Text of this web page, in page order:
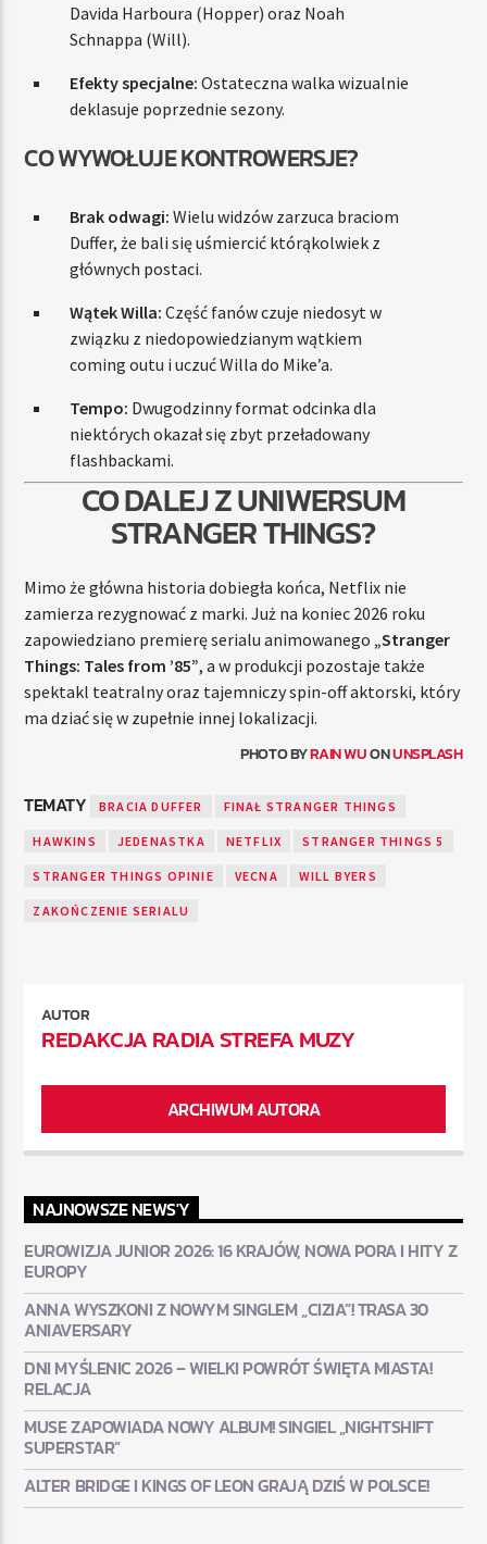
Davida Harboura (Hopper) oraz Noah
Schnappa (Will).
Efekty specjalne: Ostateczna walka wizualnie
deklasuje poprzednie sezony.
CO WYWOŁUJE KONTROWERSJE?
Brak odwagi: Wielu widzów zarzuca braciom
Duffer, że bali się uśmiercić którąkolwiek z
głównych postaci.
Wątek Willa: Część fanów czuje niedosyt w
związku z niedopowiedzianym wątkiem
coming outu i uczuć Willa do Mike’a.
Tempo: Dwugodzinny format odcinka dla
niektórych okazał się zbyt przeładowany
flashbackami.
CO DALEJ Z UNIWERSUM
STRANGER THINGS?
Mimo że główna historia dobiegła końca, Netflix nie
zamierza rezygnować z marki. Już na koniec 2026 roku
zapowiedziano premierę serialu animowanego „Stranger
Things: Tales from ’85”, a w produkcji pozostaje także
spektakl teatralny oraz tajemniczy spin-off aktorski, który
ma dziać się w zupełnie innej lokalizacji.
PHOTO BYRAIN WUONUNSPLASH
TEMATY BRACIA DUFFER FINAŁ STRANGER THINGS
HAWKINS JEDENASTKA NETFLIX STRANGER THINGS 5
STRANGER THINGS OPINIE VECNA WILL BYERS
ZAKOŃCZENIE SERIALU
AUTOR
REDAKCJA RADIA STREFA MUZY
ARCHIWUM AUTORA
NAJNOWSZE NEWS'Y
EUROWIZJA JUNIOR 2026: 16 KRAJÓW, NOWA PORA I HITY Z
EUROPY
ANNA WYSZKONI Z NOWYM SINGLEM „CIZIA”! TRASA 30
ANIAVERSARY
DNI MYŚLENIC 2026 – WIELKI POWRÓT ŚWIĘTA MIASTA!
RELACJA
MUSE ZAPOWIADA NOWY ALBUM! SINGIEL „NIGHTSHIFT
SUPERSTAR”
ALTER BRIDGE I KINGS OF LEON GRAJĄ DZIŚ W POLSCE!